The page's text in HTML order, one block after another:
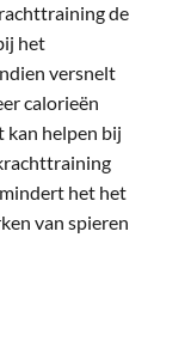
de
het
versnelt
calorieën
kan helpen bij
het het
van spieren